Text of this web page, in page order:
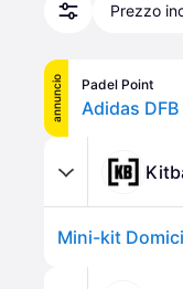
Prezzo
annuncio Padel Point
Adidas
Mini-kit